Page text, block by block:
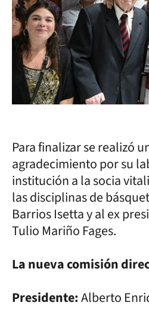
Para finalizar se realizó
agradecimiento por su
institución a la socia
las disciplinas de
Barrios Isetta y al ex
Tulio Mariño Fages.
La nueva comisión
Presidente:Alberto